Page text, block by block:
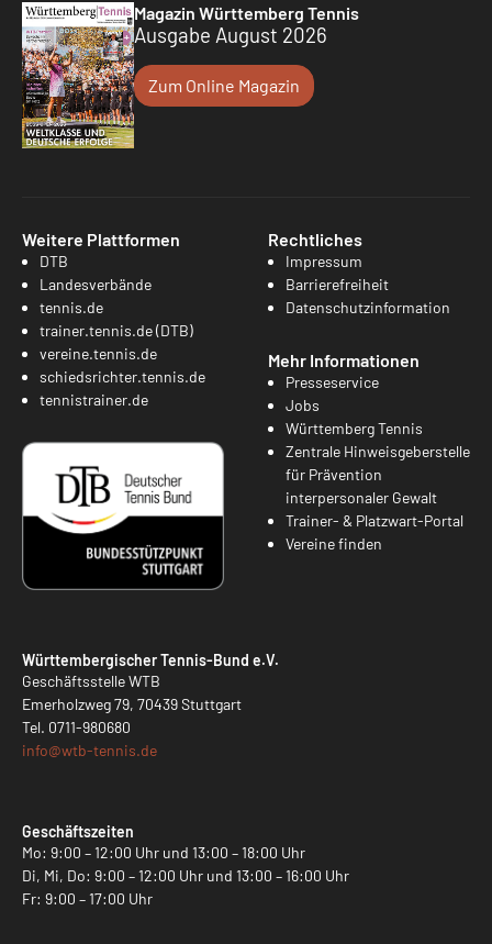
Magazin Württemberg Tennis
Ausgabe August 2026
Zum Online Magazin
Weitere Plattformen
DTB
Landesverbände
tennis.de
trainer.tennis.de (DTB)
vereine.tennis.de
schiedsrichter.tennis.de
tennistrainer.de
Rechtliches
Impressum
Barrierefreiheit
Datenschutzinformation
Mehr Informationen
Presseservice
Jobs
Württemberg Tennis
Zentrale Hinweisgeberstelle
für Prävention
interpersonaler Gewalt
Trainer- & Platzwart-Portal
Vereine finden
Württembergischer Tennis-Bund e.V.
Geschäftsstelle WTB
Emerholzweg 79, 70439 Stuttgart
Tel. 0711-980680
info@wtb-tennis.de
Geschäftszeiten
Mo: 9:00 – 12:00 Uhr und 13:00 – 18:00 Uhr
Di, Mi, Do: 9:00 – 12:00 Uhr und 13:00 – 16:00 Uhr
Fr: 9:00 – 17:00 Uhr